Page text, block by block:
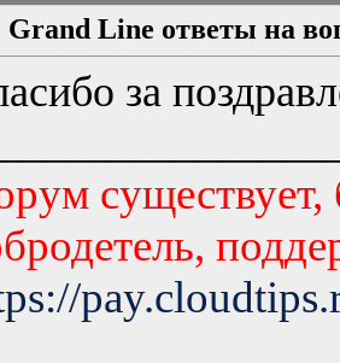
Grand Line ответы на
за
существует,